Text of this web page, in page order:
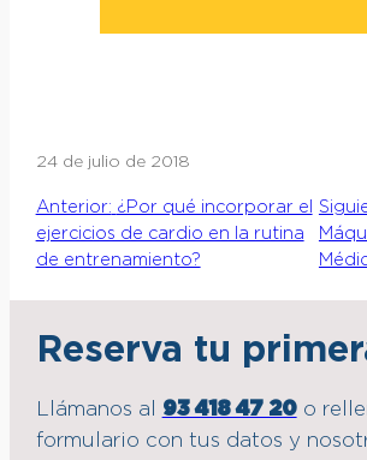
24 de julio de 2018
Anterior: ¿Por qué incorporar el
ejercicios de cardio en la rutina
de entrenamiento?
Reserva tu
Llámanos al 93 418 47 20o
formulario con tus datos y